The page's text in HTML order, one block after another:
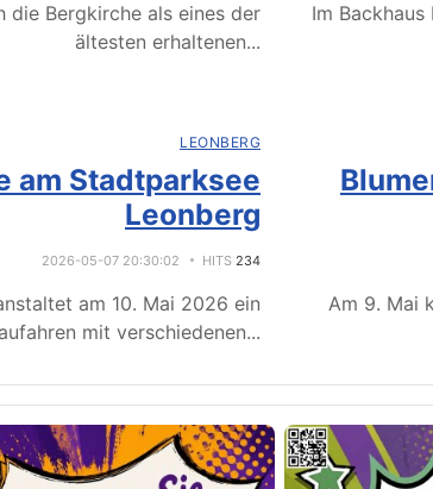
die Bergkirche als eines der
ältesten erhaltenen...
Im
LEONBERG
am Stadtparksee
Leonberg
2026-05-07 20:30:02 HITS 234
am 10. Mai 2026 ein
mit verschiedenen...
Am 9. Mai